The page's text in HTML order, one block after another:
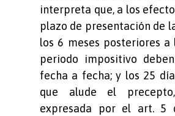
interpreta que, a los
plazo de presentación de
los 6 meses posteriores
periodo impositivo
fecha a fecha; y los 25
que alude el
expresada por el art. 5